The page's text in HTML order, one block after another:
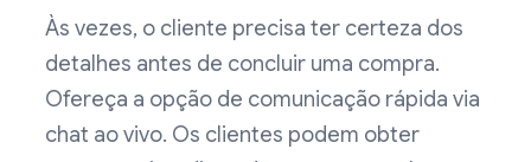
Às vezes, o cliente precisa ter certeza dos
detalhes antes de concluir uma compra.
Ofereça a opção de comunicação rápida via
chat ao vivo. Os clientes podem obter